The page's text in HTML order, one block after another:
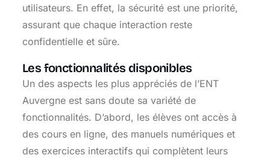
utilisateurs. En effet, la sécurité est une priorité,
assurant que chaque interaction reste
confidentielle et sûre.
Les fonctionnalités disponibles
Un des aspects les plus appréciés de l’ENT
Auvergne est sans doute sa variété de
fonctionnalités. D’abord, les élèves ont accès à
des cours en ligne, des manuels numériques et
des exercices interactifs qui complètent leurs